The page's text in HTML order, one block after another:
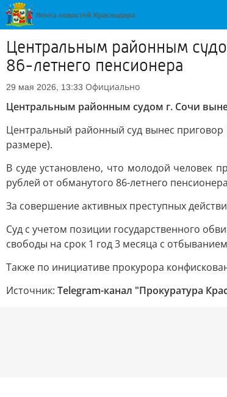
Центральным районным
86-летнего пенсионера
29 мая 2026, 13:33 Официально
Центральным районным судом г. Сочи
Центральный районный суд вынес
размере).
В суде установлено, что молодой человек
рублей от обманутого 86-летнего
За совершение активных преступных
Суд с учетом позиции государственного
свободы на срок 1 год 3 месяца с
Также по инициативе прокурора
Источник: Telegram-канал "Прокуратура